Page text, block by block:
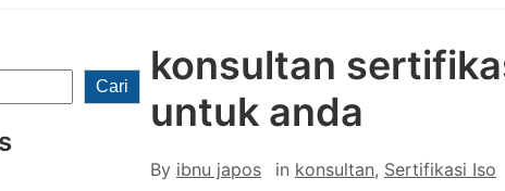
Cari
konsultan
untuk anda
By ibnu japos in konsultan, Sertifikasi Iso